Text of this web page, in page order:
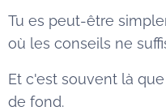
Tu es peut-être
où les conseils ne
Et c'est souvent là
de fond.